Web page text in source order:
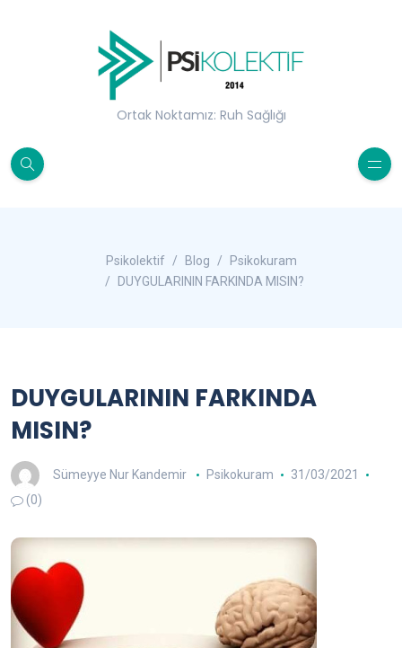
Ortak Noktamız: Ruh Sağlığı
Psikolektif Blog
Psikokuram
DUYGULARININ FARKINDA MISIN?
DUYGULARININ FARKINDA
MISIN?
Sümeyye Nur Kandemir Psikokuram
31/03/2021
(0)